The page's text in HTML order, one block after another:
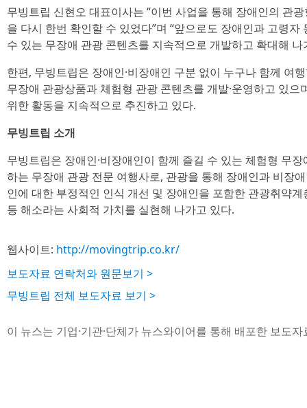
무빙트립 신현오 대표이사는 “이번 사업을 통해 장애인의 관
을 다시 한번 확인할 수 있었다”며 “앞으로도 장애인과 고령
수 있는 무장애 관광 콘텐츠를 지속적으로 개발하고 확대해 나
한편, 무빙트립은 장애인·비장애인 구분 없이 누구나 함께 여
무장애 관광상품과 체험형 관광 콘텐츠를 개발·운영하고 있
위한 활동을 지속적으로 추진하고 있다.
무빙트립 소개
무빙트립은 장애인·비장애인이 함께 즐길 수 있는 체험형 무
하는 무장애 관광 전문 여행사로, 관광을 통해 장애인과 비장
인에 대한 부정적인 인식 개선 및 장애인을 포함한 관광취약
등 해소라는 사회적 가치를 실현해 나가고 있다.
웹사이트: http://movingtrip.co.kr/
보도자료 연락처와 원문보기 >
무빙트립 전체 보도자료 보기 >
이 뉴스는 기업·기관·단체가 뉴스와이어를 통해 배포한 보도